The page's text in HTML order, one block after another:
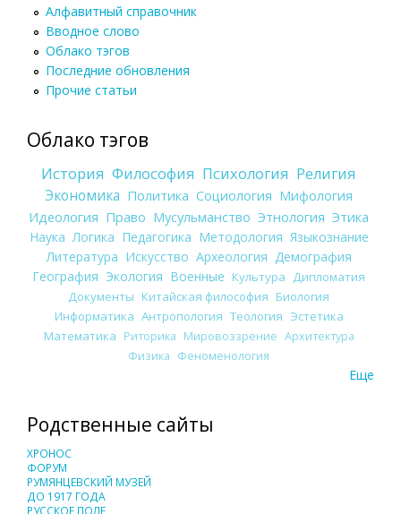
Алфавитный справочник
Вводное слово
Облако тэгов
Последние обновления
Прочие статьи
Облако тэгов
История Философия Психология Религия
Экономика Политика Социология Мифология
Идеология Право Мусульманство Этнология Этика
Наука Логика Педагогика Методология Языкознание
Литература Искусство Археология Демография
География Экология Военные Культура
Дипломатия
Документы Китайская философия Биология
Информатика Антропология Теология Эстетика
Математика Риторика Мировоззрение Архитектура
Физика Феноменология
Еще
Родственные сайты
ХРОНОС
ФОРУМ
РУМЯНЦЕВСКИЙ МУЗЕЙ
ДО 1917 ГОДА
РУССКОЕ ПОЛЕ